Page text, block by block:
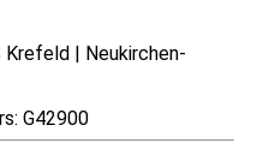
Krefeld | Neukirchen-
G42900